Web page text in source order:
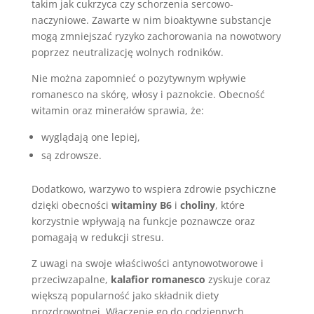
takim jak cukrzyca czy schorzenia sercowo-
naczyniowe. Zawarte w nim bioaktywne substancje
mogą zmniejszać ryzyko zachorowania na nowotwory
poprzez neutralizację wolnych rodników.
Nie można zapomnieć o pozytywnym wpływie
romanesco na skórę, włosy i paznokcie. Obecność
witamin oraz minerałów sprawia, że:
wyglądają one lepiej,
są zdrowsze.
Dodatkowo, warzywo to wspiera zdrowie psychiczne
dzięki obecności witaminy B6i choliny, które
korzystnie wpływają na funkcje poznawcze oraz
pomagają w redukcji stresu.
Z uwagi na swoje właściwości antynowotworowe i
przeciwzapalne, kalafior romanesco zyskuje coraz
większą popularność jako składnik diety